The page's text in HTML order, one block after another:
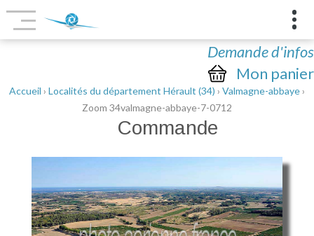
Demande d'infos
Mon panier
Accueil › Localités du département Hérault (34) › Valmagne-abbaye›
Zoom 34valmagne-abbaye-7-0712
Commande